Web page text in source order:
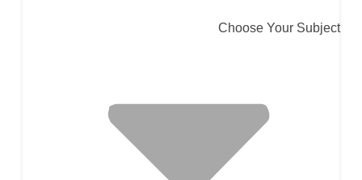
Choose Your Subject